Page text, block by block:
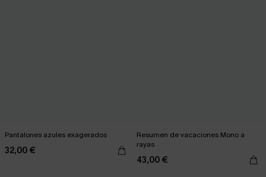
Pantalones azules exagerados
32,00 €
Resumen de vacaciones Mono a
rayas
43,00 €